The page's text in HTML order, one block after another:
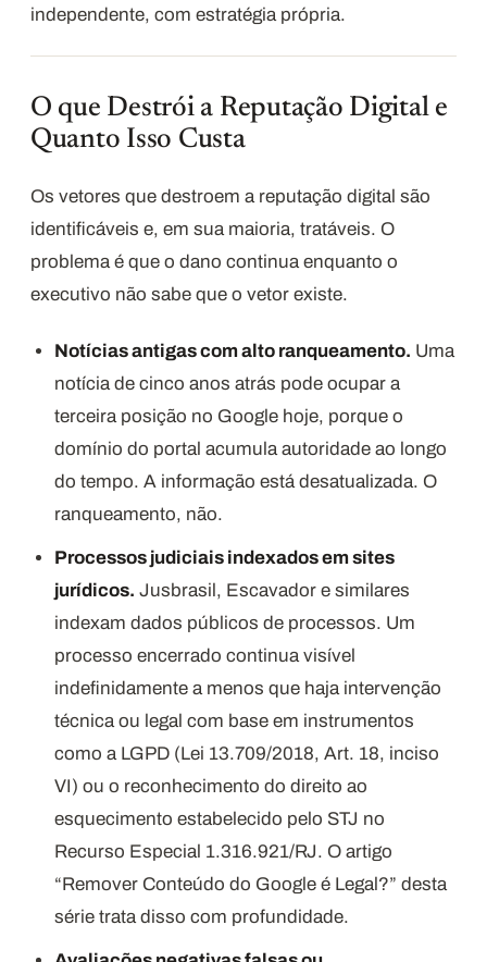
independente, com estratégia própria.
O que Destrói a Reputação Digital e
Quanto Isso Custa
Os vetores que destroem a reputação digital são
identificáveis e, em sua maioria, tratáveis. O
problema é que o dano continua enquanto o
executivo não sabe que o vetor existe.
Notícias antigas com alto ranqueamento. Uma
notícia de cinco anos atrás pode ocupar a
terceira posição no Google hoje, porque o
domínio do portal acumula autoridade ao longo
do tempo. A informação está desatualizada. O
ranqueamento, não.
Processos judiciais indexados em sites
jurídicos. Jusbrasil, Escavador e similares
indexam dados públicos de processos. Um
processo encerrado continua visível
indefinidamente a menos que haja intervenção
técnica ou legal com base em instrumentos
como a LGPD (Lei 13.709/2018, Art. 18, inciso
VI) ou o reconhecimento do direito ao
esquecimento estabelecido pelo STJ no
Recurso Especial 1.316.921/RJ. O artigo
“Remover Conteúdo do Google é Legal?” desta
série trata disso com profundidade.